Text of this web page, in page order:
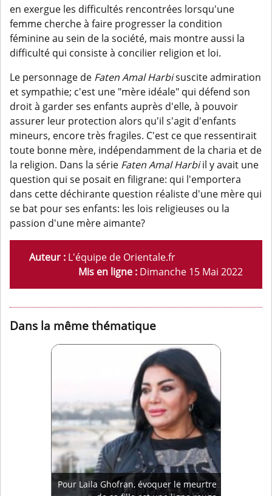
en exergue les difficultés rencontrées lorsqu'une
femme cherche à faire progresser la condition
féminine au sein de la société, mais montre aussi la
difficulté qui consiste à concilier religion et loi.
Le personnage de Faten Amal Harbisuscite admiration
et sympathie; c'est une "mère idéale" qui défend son
droit à garder ses enfants auprès d'elle, à pouvoir
assurer leur protection alors qu'il s'agit d'enfants
mineurs, encore très fragiles. C'est ce que ressentirait
toute bonne mère, indépendamment de la charia et de
la religion. Dans la série Faten Amal Harbiil y avait une
question qui se posait en filigrane: qui l'emportera
dans cette déchirante question réaliste d'une mère qui
se bat pour ses enfants: les lois religieuses ou la
passion d'une mère aimante?
Auteur : L'équipe de Orientale.fr
Mis en ligne : Dimanche 15 Mai 2022
Dans la même thématique
Pour Laila Ghofran, évoquer le meurtre